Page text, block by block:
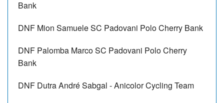
Bank
DNF Mion SamueleSC Padovani Polo Cherry Bank
DNF Palomba MarcoSC Padovani Polo Cherry
Bank
DNF Dutra AndréSabgal - Anicolor Cycling Team